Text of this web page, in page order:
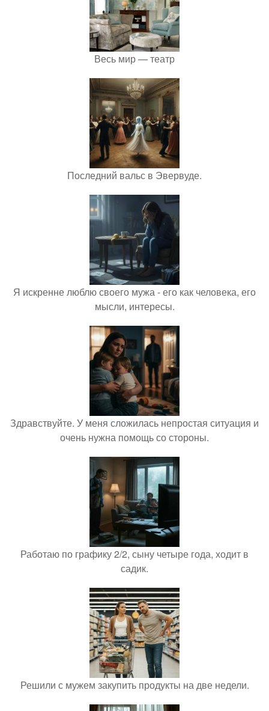
Весь мир — театр
Последний вальс в Эвервуде.
Я искренне люблю своего мужа - его как человека, его
мысли, интересы.
Здравствуйте. У меня сложилась непростая ситуация и
очень нужна помощь со стороны.
Работаю по графику 2/2, сыну четыре года, ходит в
садик.
Решили с мужем закупить продукты на две недели.